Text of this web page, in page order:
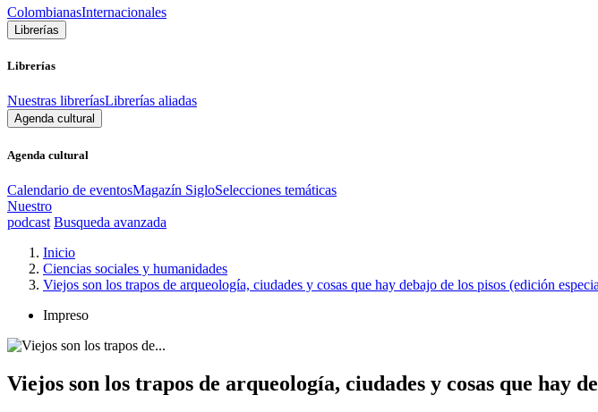
ColombianasInternacionales
Librerías
Librerías
Nuestras libreríasLibrerías aliadas
Agenda cultural
Agenda cultural
Calendario de eventosMagazín SigloSelecciones temáticas
Nuestro
podcast Busqueda avanzada
Inicio
Ciencias sociales y humanidades
Viejos son los trapos de arqueología, ciudades y cosas que hay debajo de los pisos (edición
Impreso
Viejos son los trapos de arqueología, ciudades y cosas que hay